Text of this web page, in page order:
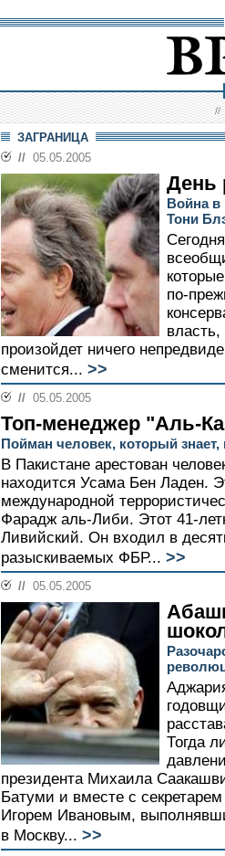
//
ЗАГРАНИЦА
// 05.05.2005
День
Война в
Тони
по-
произойдет ничего
сменится... >>
// 05.05.2005
Топ-менеджер "Аль-
Пойман человек, который знает,
В Пакистане арестован
находится Усама Бен Ладен.
международной
Фарадж аль-Либи. Этот 41-
Ливийский. Он входил в
разыскиваемых ФБР... >>
// 05.05.2005
Тогда
президента Михаила
Батуми и вместе с
Игорем Ивановым,
в Москву... >>